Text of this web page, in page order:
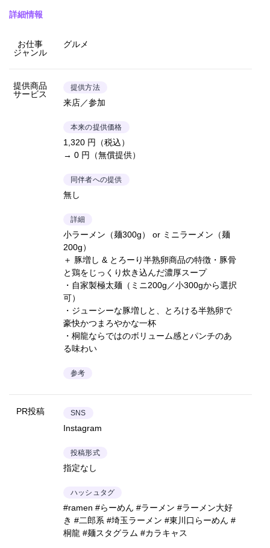
詳細情報
お仕事
ジャンル
グルメ
提供商品
サービス
提供方法
来店／参加
本来の提供価格
1,320 円（税込）
→ 0 円（無償提供）
同伴者への提供
無し
詳細
小ラーメン（麺300g） or ミニラーメン（麺
200g）
＋ 豚増し & とろーり半熟卵商品の特徴・豚骨
と鶏をじっくり炊き込んだ濃厚スープ
・自家製極太麺（ミニ200g／小300gから選択
可）
・ジューシーな豚増しと、とろける半熟卵で
豪快かつまろやかな一杯
・桐龍ならではのボリューム感とパンチのあ
る味わい
参考
PR投稿 SNS
Instagram
投稿形式
指定なし
ハッシュタグ
#ramen #らーめん #ラーメン #ラーメン大好
き #二郎系 #埼玉ラーメン #東川口らーめん #
桐龍 #麺スタグラム #カラキャス